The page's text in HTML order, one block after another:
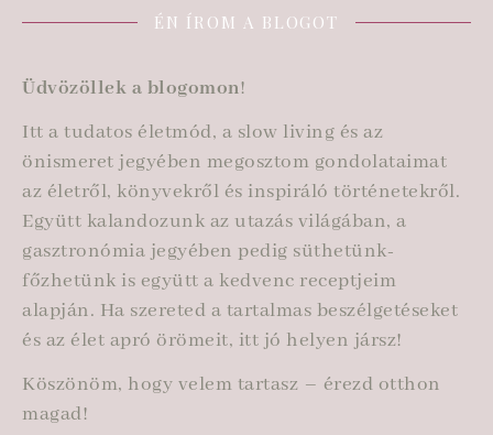
ÉN ÍROM A BLOGOT
Üdvözöllek a blogomon!
Itt a tudatos életmód, a slow living és az
önismeret jegyében megosztom gondolataimat
az életről, könyvekről és inspiráló történetekről.
Együtt kalandozunk az utazás világában, a
gasztronómia jegyében pedig süthetünk-
főzhetünk is együtt a kedvenc receptjeim
alapján. Ha szereted a tartalmas beszélgetéseket
és az élet apró örömeit, itt jó helyen jársz!
Köszönöm, hogy velem tartasz – érezd otthon
magad!